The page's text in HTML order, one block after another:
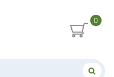
0